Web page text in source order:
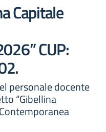
Capitale
CUP:
personale docente
“Gibellina